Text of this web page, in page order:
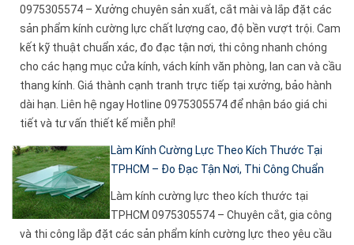
0975305574 – Xưởng chuyên sản xuất, cắt mài và lắp đặt các
sản phẩm kính cường lực chất lượng cao, độ bền vượt trội. Cam
kết kỹ thuật chuẩn xác, đo đạc tận nơi, thi công nhanh chóng
cho các hạng mục cửa kính, vách kính văn phòng, lan can và cầu
thang kính. Giá thành cạnh tranh trực tiếp tại xưởng, bảo hành
dài hạn. Liên hệ ngay Hotline 0975305574 để nhận báo giá chi
tiết và tư vấn thiết kế miễn phí!
Làm Kính Cường Lực Theo Kích Thước Tại
TPHCM – Đo Đạc Tận Nơi, Thi Công Chuẩn
Làm kính cường lực theo kích thước tại
TPHCM 0975305574 – Chuyên cắt, gia công
và thi công lắp đặt các sản phẩm kính cường lực theo yêu cầu